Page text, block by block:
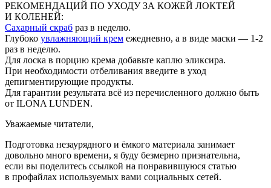
РЕКОМЕНДАЦИЙ ПО УХОДУ ЗА КОЖЕЙ ЛОКТЕЙ
И КОЛЕНЕЙ:
Сахарный скраб раз в неделю.
Глубоко увлажняющий крем ежедневно, а в виде маски — 1-2
раз в неделю.
Для лоска в порцию крема добавьте каплю эликсира.
При необходимости отбеливания введите в уход
депигментирующие продукты.
Для гарантии результата всё из перечисленного должно быть
от ILONA LUNDEN.
Уважаемые читатели,
Подготовка незаурядного и ёмкого материала занимает
довольно много времени, я буду безмерно признательна,
если вы поделитесь ссылкой на понравившуюся статью
в профайлах используемых вами социальных сетей.